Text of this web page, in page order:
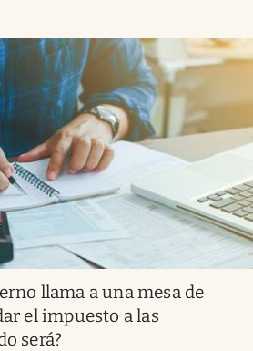
llama a una mesa de
el impuesto a las
será?